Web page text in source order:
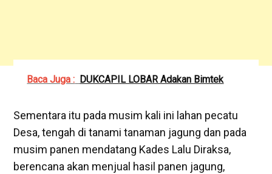
Baca Juga : DUKCAPIL LOBAR Adakan Bimtek
Sementara itu pada musim kali ini lahan pecatu
Desa, tengah di tanami tanaman jagung dan pada
musim panen mendatang Kades Lalu Diraksa,
berencana akan menjual hasil panen jagung,